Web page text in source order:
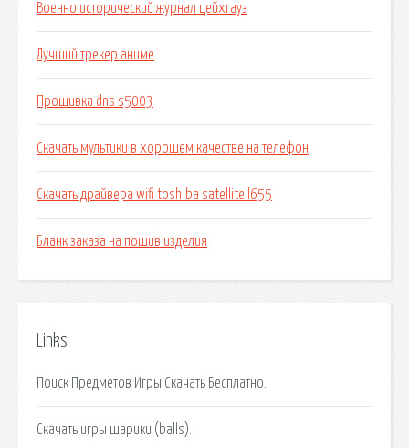
Военно исторический журнал цейхгауз
Лучший трекер аниме
Прошивка dns s5003
Скачать мультики в хорошем качестве на телефон
Скачать драйвера wifi toshiba satellite l655
Бланк заказа на пошив изделия
Links
Поиск Предметов Игры Скачать Бесплатно.
Скачать игры шарики (balls).